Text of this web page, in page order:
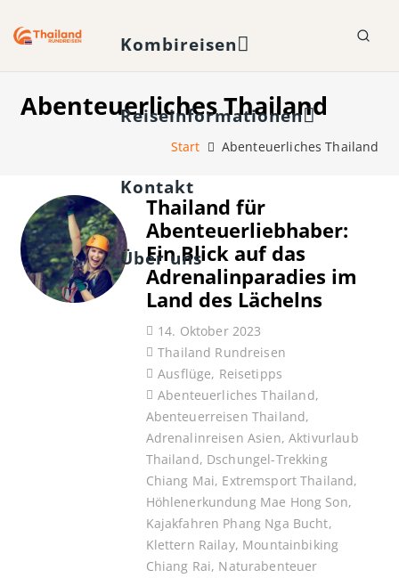
Kombireisen
Reiseinformationen
Kontakt
Über uns
Abenteuerliches Thailand
Start Abenteuerliches Thailand
Thailand für
Abenteuerliebhaber:
Ein Blick auf das
Adrenalinparadies im
Land des Lächelns
14. Oktober 2023
Thailand Rundreisen
Ausflüge, Reisetipps
Abenteuerliches Thailand,
Abenteuerreisen Thailand,
Adrenalinreisen Asien, Aktivurlaub
Thailand, Dschungel-Trekking
Chiang Mai, Extremsport Thailand,
Höhlenerkundung Mae Hong Son,
Kajakfahren Phang Nga Bucht,
Klettern Railay, Mountainbiking
Chiang Rai, Naturabenteuer